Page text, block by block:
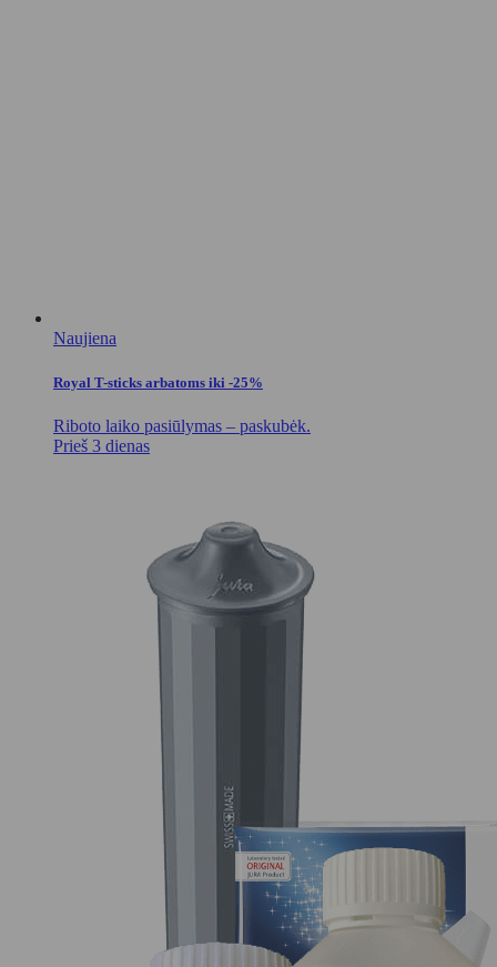
Naujiena
Royal T-sticks arbatoms iki -25%
Riboto laiko pasiūlymas – paskubėk.
Prieš 3 dienas